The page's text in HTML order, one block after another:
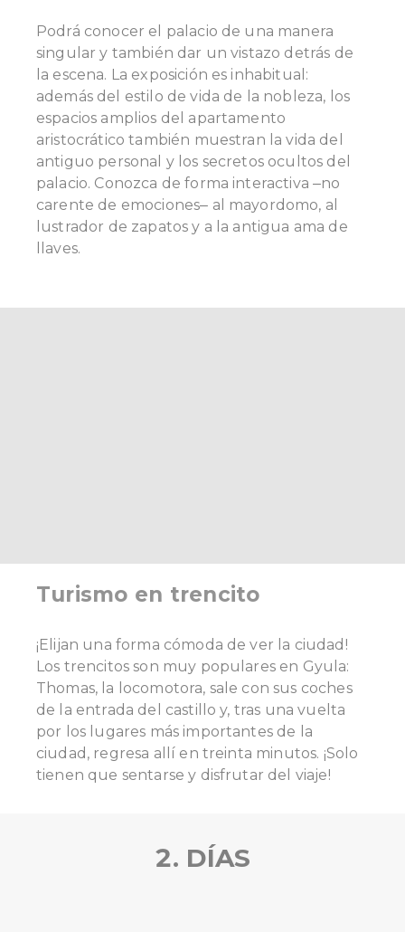
Podrá conocer el palacio de una manera
singular y también dar un vistazo detrás de
la escena. La exposición es inhabitual:
además del estilo de vida de la nobleza, los
espacios amplios del apartamento
aristocrático también muestran la vida del
antiguo personal y los secretos ocultos del
palacio. Conozca de forma interactiva ‒no
carente de emociones‒ al mayordomo, al
lustrador de zapatos y a la antigua ama de
llaves.
Turismo en trencito
¡Elijan una forma cómoda de ver la ciudad!
Los trencitos son muy populares en Gyula:
Thomas, la locomotora, sale con sus coches
de la entrada del castillo y, tras una vuelta
por los lugares más importantes de la
ciudad, regresa allí en treinta minutos. ¡Solo
tienen que sentarse y disfrutar del viaje!
2. DÍAS